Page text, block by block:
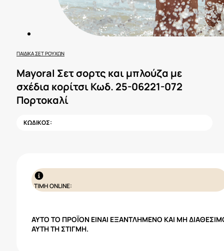
ΠΑΙΔΙΚΆ ΣΕΤ ΡΟΎΧΩΝ
Mayoral Σετ σορτς και μπλούζα με
σχέδια κορίτσι Κωδ. 25-06221-072
Πορτοκαλί
ΚΩΔΙΚΟΣ:
ΤΙΜΗ ONLINE:
ΑΥΤΌ ΤΟ ΠΡΟΪΌΝ ΕΊΝΑΙ ΕΞΑΝΤΛΗΜΈΝΟ ΚΑΙ ΜΗ
ΑΥΤΉ ΤΗ ΣΤΙΓΜΉ.